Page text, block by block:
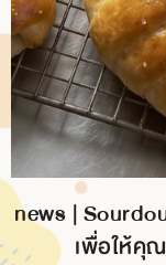
news |
เพื่อให้คุ